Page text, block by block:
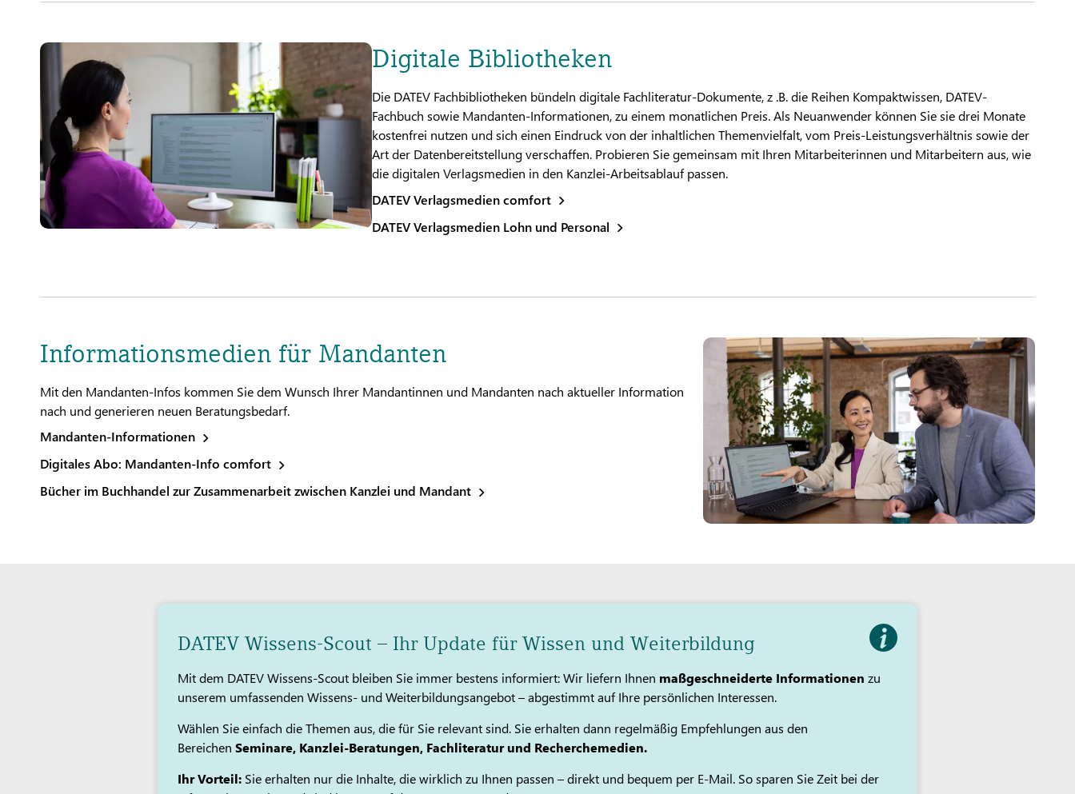
Digitale Bibliotheken
Die DATEV Fachbibliotheken bündeln digitale Fachliteratur-Dokumente, z .B. die Reihen Kompaktwissen, DATEV-
Fachbuch sowie Mandanten-Informationen, zu einem monatlichen Preis. Als Neuanwender können Sie sie drei Monate
kostenfrei nutzen und sich einen Eindruck von der inhaltlichen Themenvielfalt, vom Preis-Leistungsverhältnis sowie der
Art der Datenbereitstellung verschaffen. Probieren Sie gemeinsam mit Ihren Mitarbeiterinnen und Mitarbeitern aus, wie
die digitalen Verlagsmedien in den Kanzlei-Arbeitsablauf passen.
DATEV Verlagsmedien comfort
DATEV Verlagsmedien Lohn und Personal
Informationsmedien für Mandanten
Mit den Mandanten-Infos kommen Sie dem Wunsch Ihrer Mandantinnen und Mandanten nach aktueller Information
nach und generieren neuen Beratungsbedarf.
Mandanten-Informationen
Digitales Abo: Mandanten-Info comfort
Bücher im Buchhandel zur Zusammenarbeit zwischen Kanzlei und Mandant
DATEV Wissens-Scout – Ihr Update für Wissen und Weiterbildung
Mit dem DATEV Wissens-Scout bleiben Sie immer bestens informiert: Wir liefern Ihnen maßgeschneiderte Informationen zu
unserem umfassenden Wissens- und Weiterbildungsangebot – abgestimmt auf Ihre persönlichen Interessen.
Wählen Sie einfach die Themen aus, die für Sie relevant sind. Sie erhalten dann regelmäßig Empfehlungen aus den
Bereichen Seminare, Kanzlei-Beratungen, Fachliteratur und Recherchemedien.
Ihr Vorteil: Sie erhalten nur die Inhalte, die wirklich zu Ihnen passen – direkt und bequem per E-Mail. So sparen Sie Zeit bei der